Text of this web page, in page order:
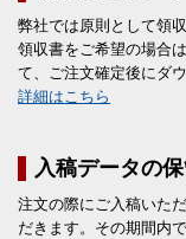
弊社では原則として領
領収書をご希望の場合
て、ご注文確定後にダ
詳細はこちら
入稿データの
注文の際にご入稿いた
だきます。その期間内